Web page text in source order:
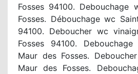
Fosses 94100. Debouchage
Fosses. Débouchage wc
94100. Deboucher wc
Fosses 94100.
Maur des Fosses.
Maur des Fosses.